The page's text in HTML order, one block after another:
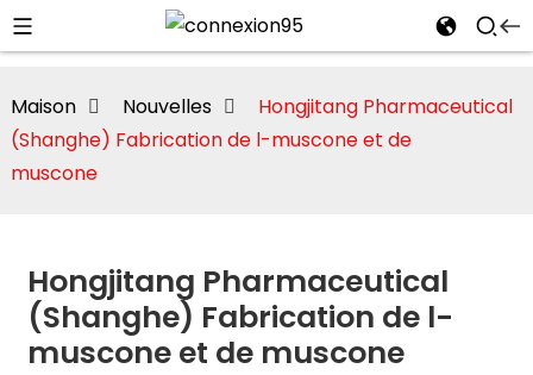
Montmorillonite
Maison Nouvelles
Hongjitang Pharmaceutical
(Shanghe) Fabrication de l-muscone et de
muscone
Hongjitang Pharmaceutical
(Shanghe) Fabrication de l-
muscone et de muscone